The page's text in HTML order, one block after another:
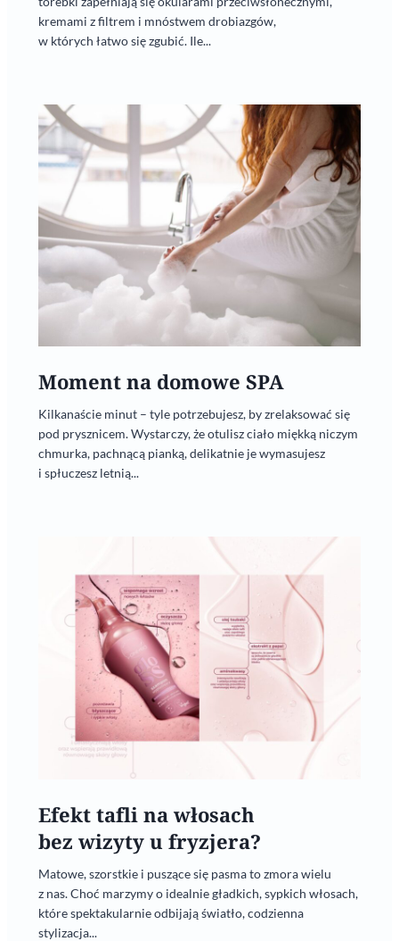
kremami z filtrem i mnóstwem drobiazgów,
w których łatwo się zgubić. Ile...
Moment na domowe SPA
Kilkanaście minut – tyle potrzebujesz, by zrelaksować się
pod prysznicem. Wystarczy, że otulisz ciało miękką niczym
chmurka, pachnącą pianką, delikatnie je wymasujesz
i spłuczesz letnią...
Efekt tafli na włosach
bez wizyty u fryzjera?
Matowe, szorstkie i puszące się pasma to zmora wielu
z nas. Choć marzymy o idealnie gładkich, sypkich włosach,
które spektakularnie odbijają światło, codzienna
stylizacja...